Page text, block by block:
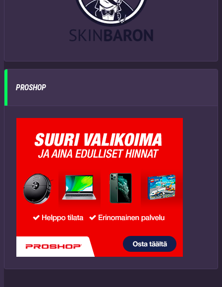
PROSHOP